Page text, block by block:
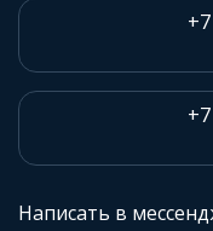
Написать в